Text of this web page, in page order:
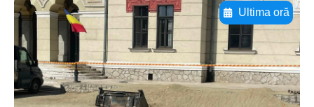
Ultima oră
Adaugă aici textul pentru
subtitluAdaugă aici
textul pentru